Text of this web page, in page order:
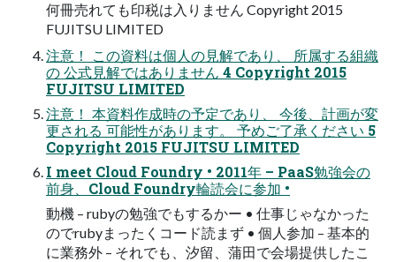
何冊売れても印税は入りません Copyright 2015
FUJITSU LIMITED
注意！ この資料は個人の見解であり、 所属する組織
の 公式見解ではありません 4 Copyright 2015
FUJITSU LIMITED
注意！ 本資料作成時の予定であり、 今後、計画が変
更される 可能性があります。 予めご了承ください 5
Copyright 2015 FUJITSU LIMITED
I meet Cloud Foundry • 2011年 – PaaS勉強会の
前身、Cloud Foundry輪読会に参加 •
動機 – rubyの勉強でもするかー • 仕事じゃなかった
のでrubyまったくコード読まず • 個人参加 – 基本的
に業務外 – それでも、汐留、蒲田で会場提供したこ